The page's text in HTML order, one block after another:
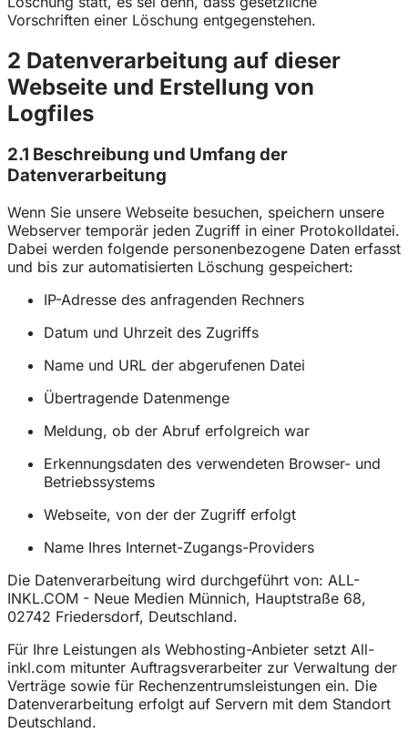
Vorschriften einer Löschung entgegenstehen.
2 Datenverarbeitung auf dieser
Webseite und Erstellung von
Logfiles
2.1 Beschreibung und Umfang der
Datenverarbeitung
Wenn Sie unsere Webseite besuchen, speichern unsere
Webserver temporär jeden Zugriff in einer Protokolldatei.
Dabei werden folgende personenbezogene Daten erfasst
und bis zur automatisierten Löschung gespeichert:
IP-Adresse des anfragenden Rechners
Datum und Uhrzeit des Zugriffs
Name und URL der abgerufenen Datei
Übertragende Datenmenge
Meldung, ob der Abruf erfolgreich war
Erkennungsdaten des verwendeten Browser- und
Betriebssystems
Webseite, von der der Zugriff erfolgt
Name Ihres Internet-Zugangs-Providers
Die Datenverarbeitung wird durchgeführt von: ALL-
INKL.COM - Neue Medien Münnich, Hauptstraße 68,
02742 Friedersdorf, Deutschland.
Für Ihre Leistungen als Webhosting-Anbieter setzt All-
inkl.com mitunter Auftragsverarbeiter zur Verwaltung der
Verträge sowie für Rechenzentrumsleistungen ein. Die
Datenverarbeitung erfolgt auf Servern mit dem Standort
Deutschland.